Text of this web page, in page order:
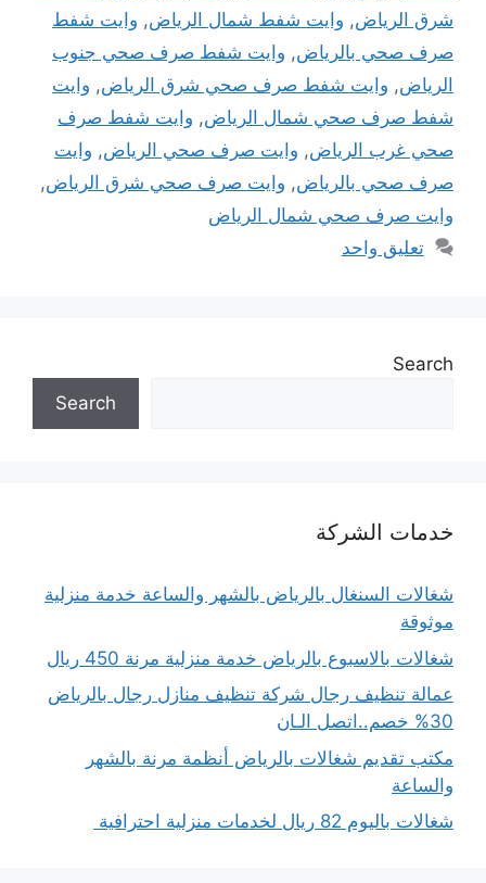
شرق الرياض, وايت شفط شمال الرياض, وايت شفط
صرف صحي بالرياض, وايت شفط صرف صحي جنوب
الرياض, وايت شفط صرف صحي شرق الرياض, وايت
شفط صرف صحي شمال الرياض, وايت شفط صرف
صحي غرب الرياض, وايت صرف صحي الرياض, وايت
صرف صحي بالرياض, وايت صرف صحي شرق الرياض,
وايت صرف صحي شمال الرياض
تعليق واحد
Search
Search
خدمات الشركة
شغالات السنغال بالرياض بالشهر والساعة خدمة منزلية
موثوقة
شغالات بالاسبوع بالرياض خدمة منزلية مرنة 450 ريال
عمالة تنظيف رجال شركة تنظيف منازل رجال بالرياض
30% خصم..اتصل الـان
مكتب تقديم شغالات بالرياض أنظمة مرنة بالشهر
والساعة
شغالات باليوم 82 ريال لخدمات منزلية احترافية